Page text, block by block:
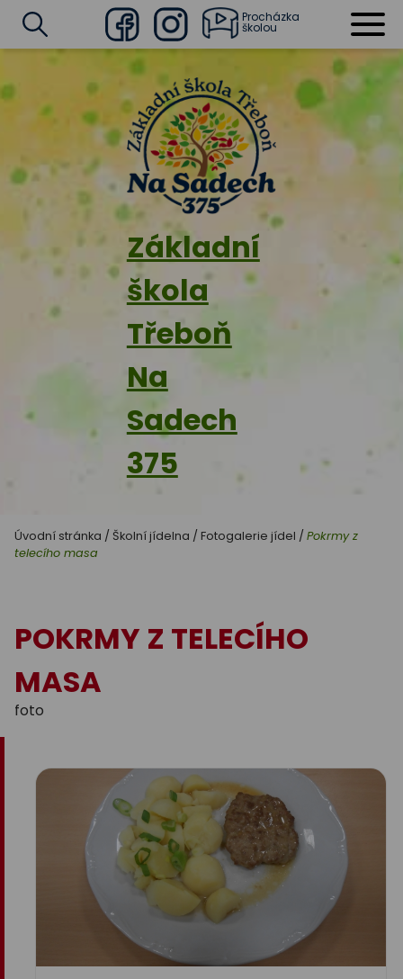
Základní
škola
Třeboň
Na
Sadech
375
FacebookInstagram
Procházka
školou
Úvodní stránka / Školní jídelna / Fotogalerie jídel / Pokrmy z
telecího masa
POKRMY Z TELECÍHO
MASA
foto